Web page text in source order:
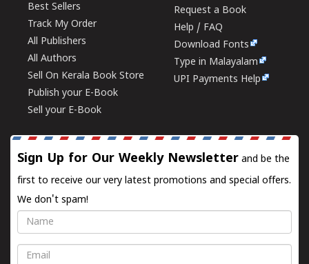
Best Sellers
Track My Order
All Publishers
All Authors
Sell On Kerala Book Store
Publish your E-Book
Sell your E-Book
Request a Book
Help / FAQ
Download Fonts
Type in Malayalam
UPI Payments Help
Sign Up for Our Weekly Newsletter and be the
first to receive our very latest promotions and special offers.
We don't spam!
Name
Email